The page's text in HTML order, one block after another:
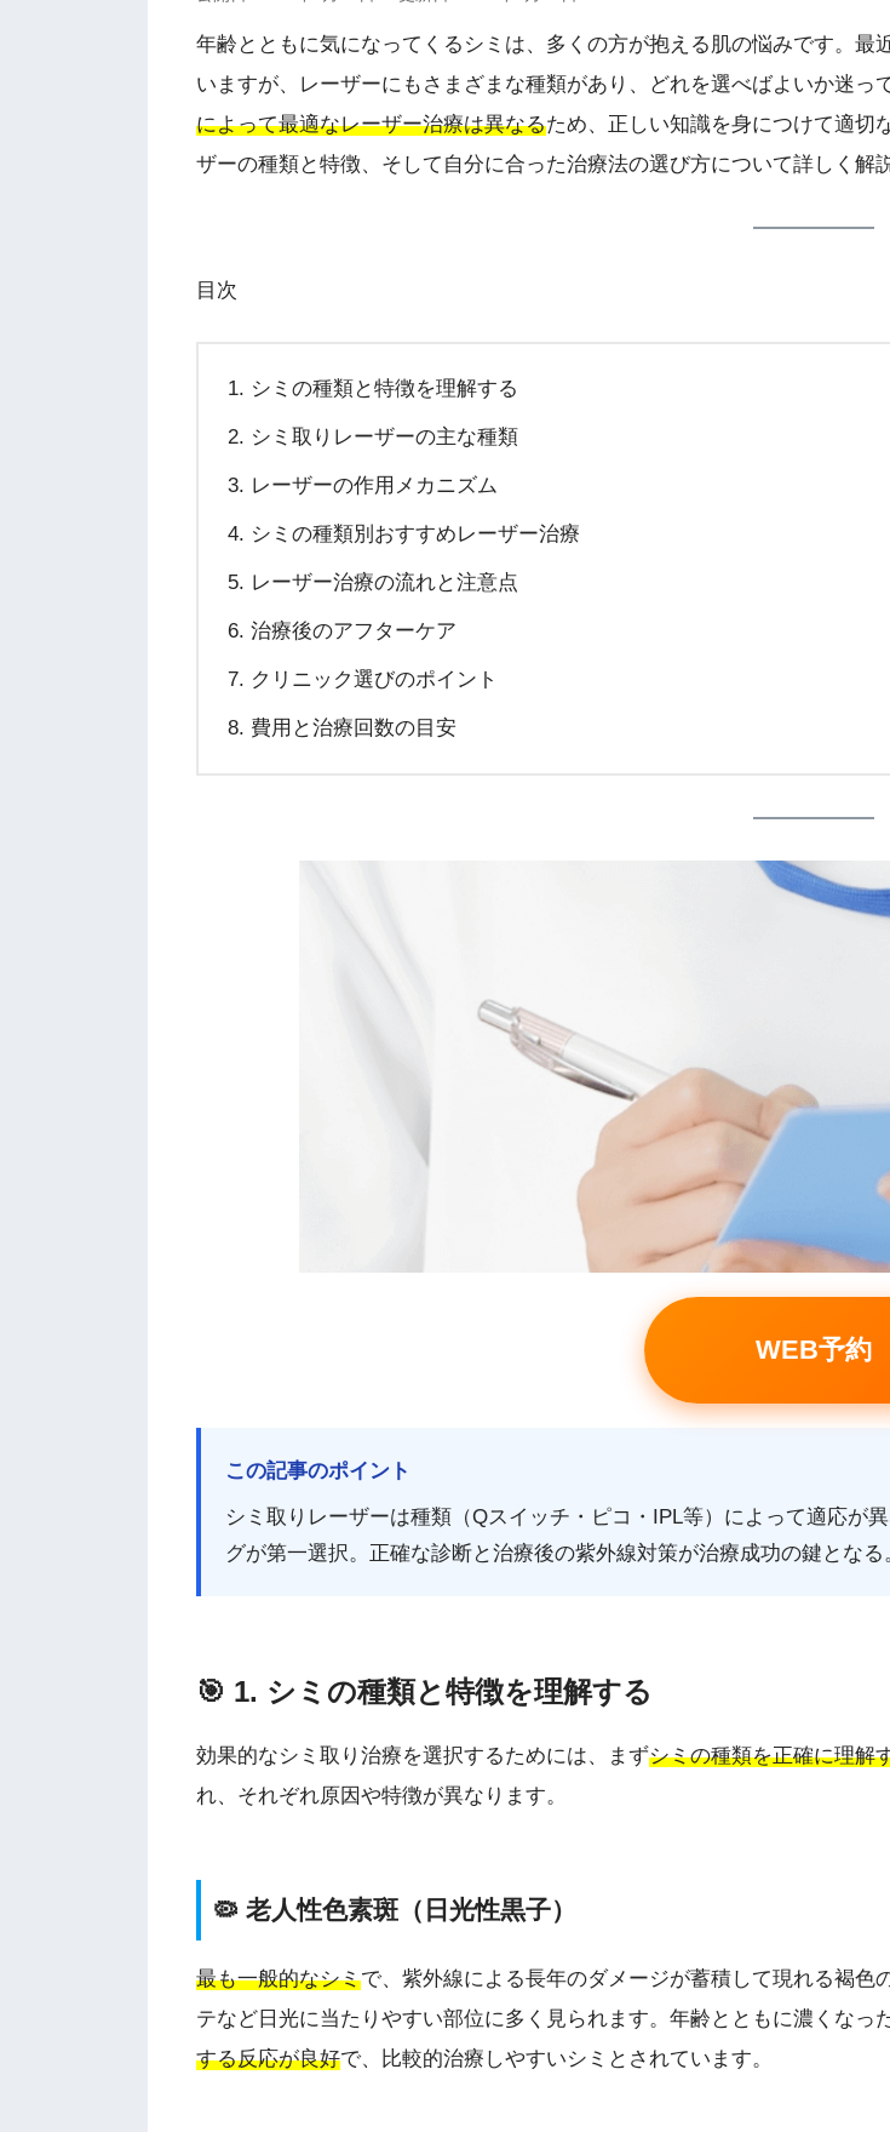
年齢とともに気になってくるシミは、多くの方が抱える肌の悩みです。最
いますが、レーザーにもさまざまな種類があり、どれを選べばよいか迷っ
によって最適なレーザー治療は異なるため、正しい知識を身につけて適切
ザーの種類と特徴、そして自分に合った治療法の選び方について詳しく解
目次
シミの種類と特徴を理解する
シミ取りレーザーの主な種類
レーザーの作用メカニズム
シミの種類別おすすめレーザー治療
レーザー治療の流れと注意点
治療後のアフターケア
クリニック選びのポイント
費用と治療回数の目安
WEB予約
この記事のポイント
シミ取りレーザーは種類（Qスイッチ・ピコ・IPL等）によって適応が
グが第一選択。正確な診断と治療後の紫外線対策が治療成功の鍵となる
🎯 1. シミの種類と特徴を理解する
効果的なシミ取り治療を選択するためには、まずシミの種類を正確に理解
れ、それぞれ原因や特徴が異なります。
🦠 老人性色素斑（日光性黒子）
最も一般的なシミで、紫外線による長年のダメージが蓄積して現れる褐
テなど日光に当たりやすい部位に多く見られます。年齢とともに濃くなっ
する反応が良好で、比較的治療しやすいシミとされています。